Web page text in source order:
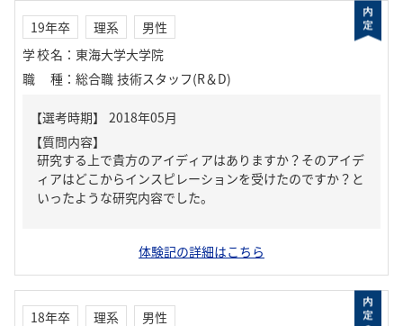
19年卒 理系
男性
学校名 ： 東海大学大学院
職種 ： 総合職 技術スタッフ(R＆D)
【質問内容】
研究する上で貴方のアイディアはありますか？そのアイデ
ィアはどこからインスピレーションを受けたのですか？と
いったような研究内容でした。
体験記の詳細はこちら
18年卒 理系 男性